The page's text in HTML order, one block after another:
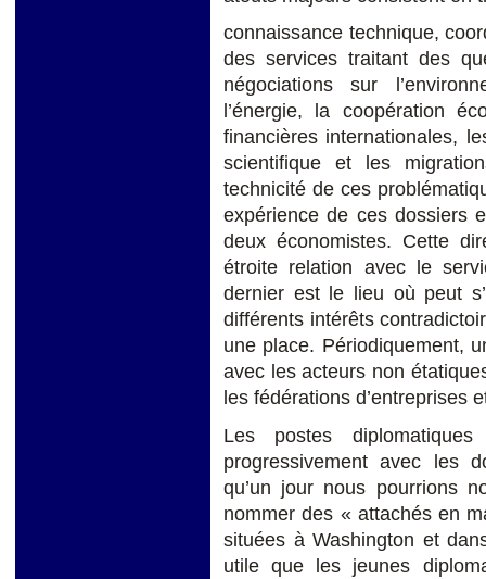
connaissance technique,
des services traitant des
négociations sur
l’énergie, la coopération
financières internationales,
scientifique et les
technicité de ces
expérience de ces dossiers
deux économistes. Cette
étroite relation avec le
dernier est le lieu où peut
différents intérêts
une place. Périodiquement,
avec les acteurs non
les fédérations d’entreprises
Les postes
progressivement avec les
qu’un jour nous pourrions
nommer des « attachés en
situées à Washington et
utile que les jeunes